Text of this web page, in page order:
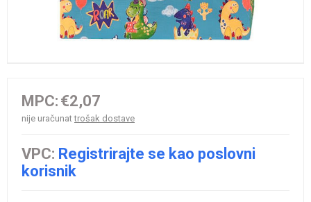
MPC: €2,07
nije uračunattrošak dostave
VPC: Registrirajte se kao poslovni
korisnik